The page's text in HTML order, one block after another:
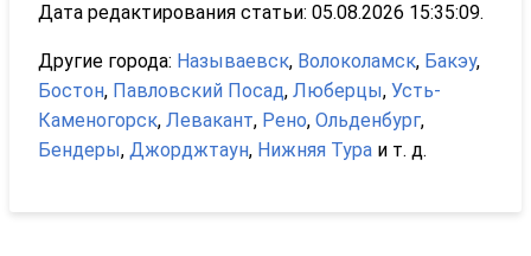
Дата редактирования статьи: 05.08.2026 15:35:09.
Другие города: Называевск, Волоколамск, Бакэу,
Бостон, Павловский Посад, Люберцы, Усть-
Каменогорск, Левакант, Рено, Ольденбург,
Бендеры, Джорджтаун, Нижняя Тура и т. д.